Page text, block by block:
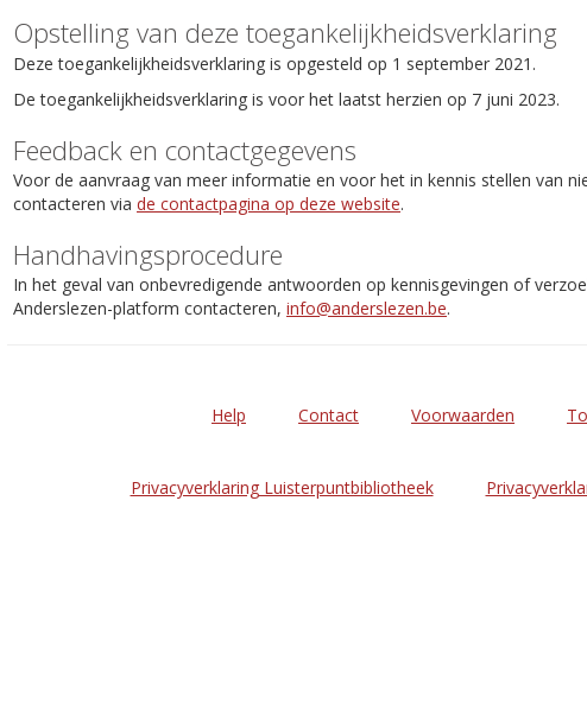
Opstelling van deze toegankelijkheidsverklaring
Deze toegankelijkheidsverklaring is opgesteld op 1 september 2021.
De toegankelijkheidsverklaring is voor het laatst herzien op 7 juni 2023.
Feedback en contactgegevens
Voor de aanvraag van meer informatie en voor het in kennis stellen van
contacteren via de contactpagina op deze website.
Handhavingsprocedure
In het geval van onbevredigende antwoorden op kennisgevingen of
Anderslezen-platform contacteren, info@anderslezen.be.
Help Contact Voorwaarden
Privacyverklaring Luisterpuntbibliotheek